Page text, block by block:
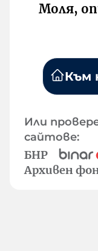
Моля,
Към
Или
сайтове:
БНР
Архивен